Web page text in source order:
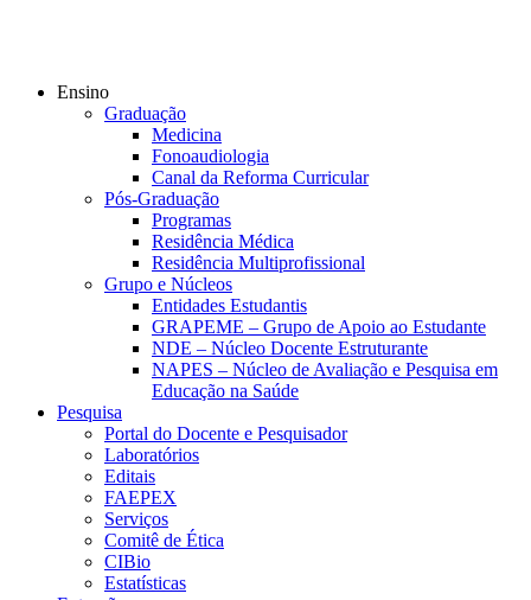
Ensino
Graduação
Medicina
Fonoaudiologia
Canal da Reforma Curricular
Pós-Graduação
Programas
Residência Médica
Residência Multiprofissional
Grupo e Núcleos
Entidades Estudantis
GRAPEME – Grupo de Apoio ao Estudante
NDE – Núcleo Docente Estruturante
NAPES – Núcleo de Avaliação e Pesquisa em
Educação na Saúde
Pesquisa
Portal do Docente e Pesquisador
Laboratórios
Editais
FAEPEX
Serviços
Comitê de Ética
CIBio
Estatísticas